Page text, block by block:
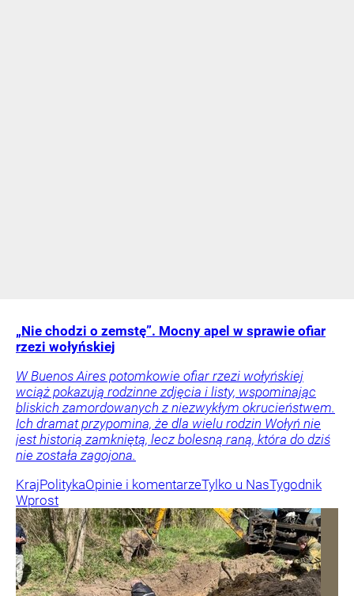
„Nie chodzi o zemstę”. Mocny apel w sprawie ofiar
rzezi wołyńskiej
W Buenos Aires potomkowie ofiar rzezi wołyńskiej
wciąż pokazują rodzinne zdjęcia i listy, wspominając
bliskich zamordowanych z niezwykłym okrucieństwem.
Ich dramat przypomina, że dla wielu rodzin Wołyń nie
jest historią zamkniętą, lecz bolesną raną, która do dziś
nie została zagojona.
KrajPolitykaOpinie i komentarzeTylko u NasTygodnik
Wprost